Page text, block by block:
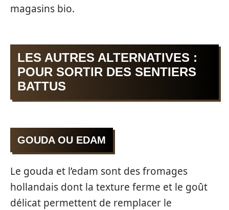
magasins bio.
LES AUTRES ALTERNATIVES :
POUR SORTIR DES SENTIERS
BATTUS
GOUDA OU EDAM
Le gouda et l’edam sont des fromages
hollandais dont la texture ferme et le goût
délicat permettent de remplacer le